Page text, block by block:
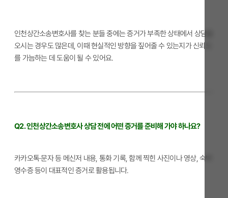
인천상간소송변호사를 찾는 분들 중에는 증거가 부족한 상태에서 상담을
오시는 경우도 많은데, 이때 현실적인 방향을 짚어줄 수 있는지가 신뢰도
를 가늠하는 데 도움이 될 수 있어요.
Q2. 인천상간소송변호사 상담 전에 어떤 증거를 준비해 가야 하나요?
카카오톡·문자 등 메신저 내용, 통화 기록, 함께 찍힌 사진이나 영상, 숙박
영수증 등이 대표적인 증거로 활용됩니다.